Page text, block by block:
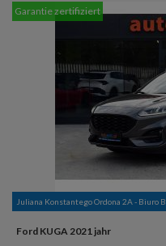
Garantie zertifiziert
Juliana Konstantego Ordona 2A - Biuro B
Ford KUGA 2021 jahr